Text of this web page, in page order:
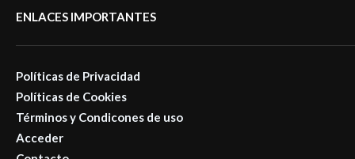
ENLACES IMPORTANTES
Políticas de Privacidad
Políticas de Cookies
Términos y Condicones de uso
Acceder